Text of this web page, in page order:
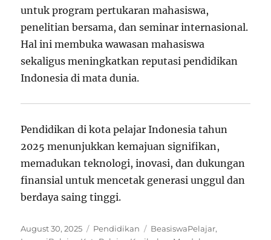
untuk program pertukaran mahasiswa,
penelitian bersama, dan seminar internasional.
Hal ini membuka wawasan mahasiswa
sekaligus meningkatkan reputasi pendidikan
Indonesia di mata dunia.
Pendidikan di kota pelajar Indonesia tahun
2025 menunjukkan kemajuan signifikan,
memadukan teknologi, inovasi, dan dukungan
finansial untuk mencetak generasi unggul dan
berdaya saing tinggi.
Posted
August 30, 2025 Categories
Pendidikan Tags
BeasiswaPelajar,